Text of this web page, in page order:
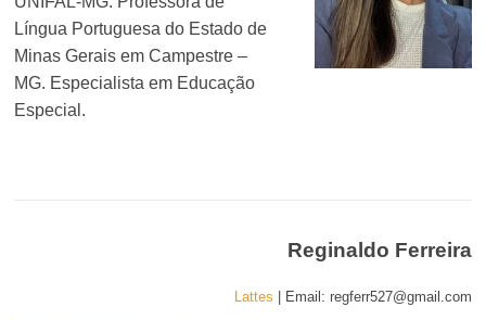
Língua Portuguesa do Estado de
Minas Gerais em Campestre –
MG. Especialista em Educação
Especial.
Reginaldo Ferreira
Lattes | Email: regferr527@gmail.com